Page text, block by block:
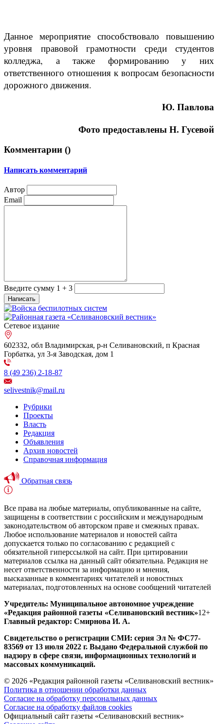
Данное мероприятие способствовало повышению
уровня правовой грамотности среди студентов
колледжа, а также формированию у них
ответственного отношения к вопросам безопасности
дорожного движения.
Ю. Павлова
Фото предоставлены Н. Гусевой
Комментарии ()
Написать комментарий
Автор
Email
Введите сумму 1 + 3
Сетевое издание
602332, обл Владимирская, р-н Селивановский, п Красная
Горбатка, ул 3-я Заводская, дом 1
8 (49 236) 2-18-87
selivestnik@mail.ru
Рубрики
Проекты
Власть
Редакция
Объявления
Архив новостей
Справочная информация
Обратная связь
Все права на любые материалы, опубликованные на сайте,
защищены в соответствии с российским и международным
законодательством об авторском праве и смежных правах.
Любое использование материалов и новостей сайта
допускается только по согласованию с редакцией с
обязательной гиперссылкой на сайт. При цитировании
материалов ссылка на данный сайт обязательна. Редакция не
несет ответственности за информацию и мнения,
высказанные в комментариях читателей и новостных
материалах, подготовленных на основе сообщений читателей
Учредитель: Муниципальное автономное учреждение
«Редакция районной газеты «Селивановский вестник»12+
Главный редактор: Смирнова И. А.
Свидетельство о регистрации СМИ: серия Эл № ФС77-
83569 от 13 июля 2022 г. Выдано Федеральной службой по
надзору в сфере связи, информационных технологий и
массовых коммуникаций.
© 2026 «Редакция районной газеты «Селивановский вестник»
Политика в отношении обработки данных
Согласие на обработку персональных данных
Согласие на обработку файлов cookies
Официальный сайт газеты «Селивановский вестник»